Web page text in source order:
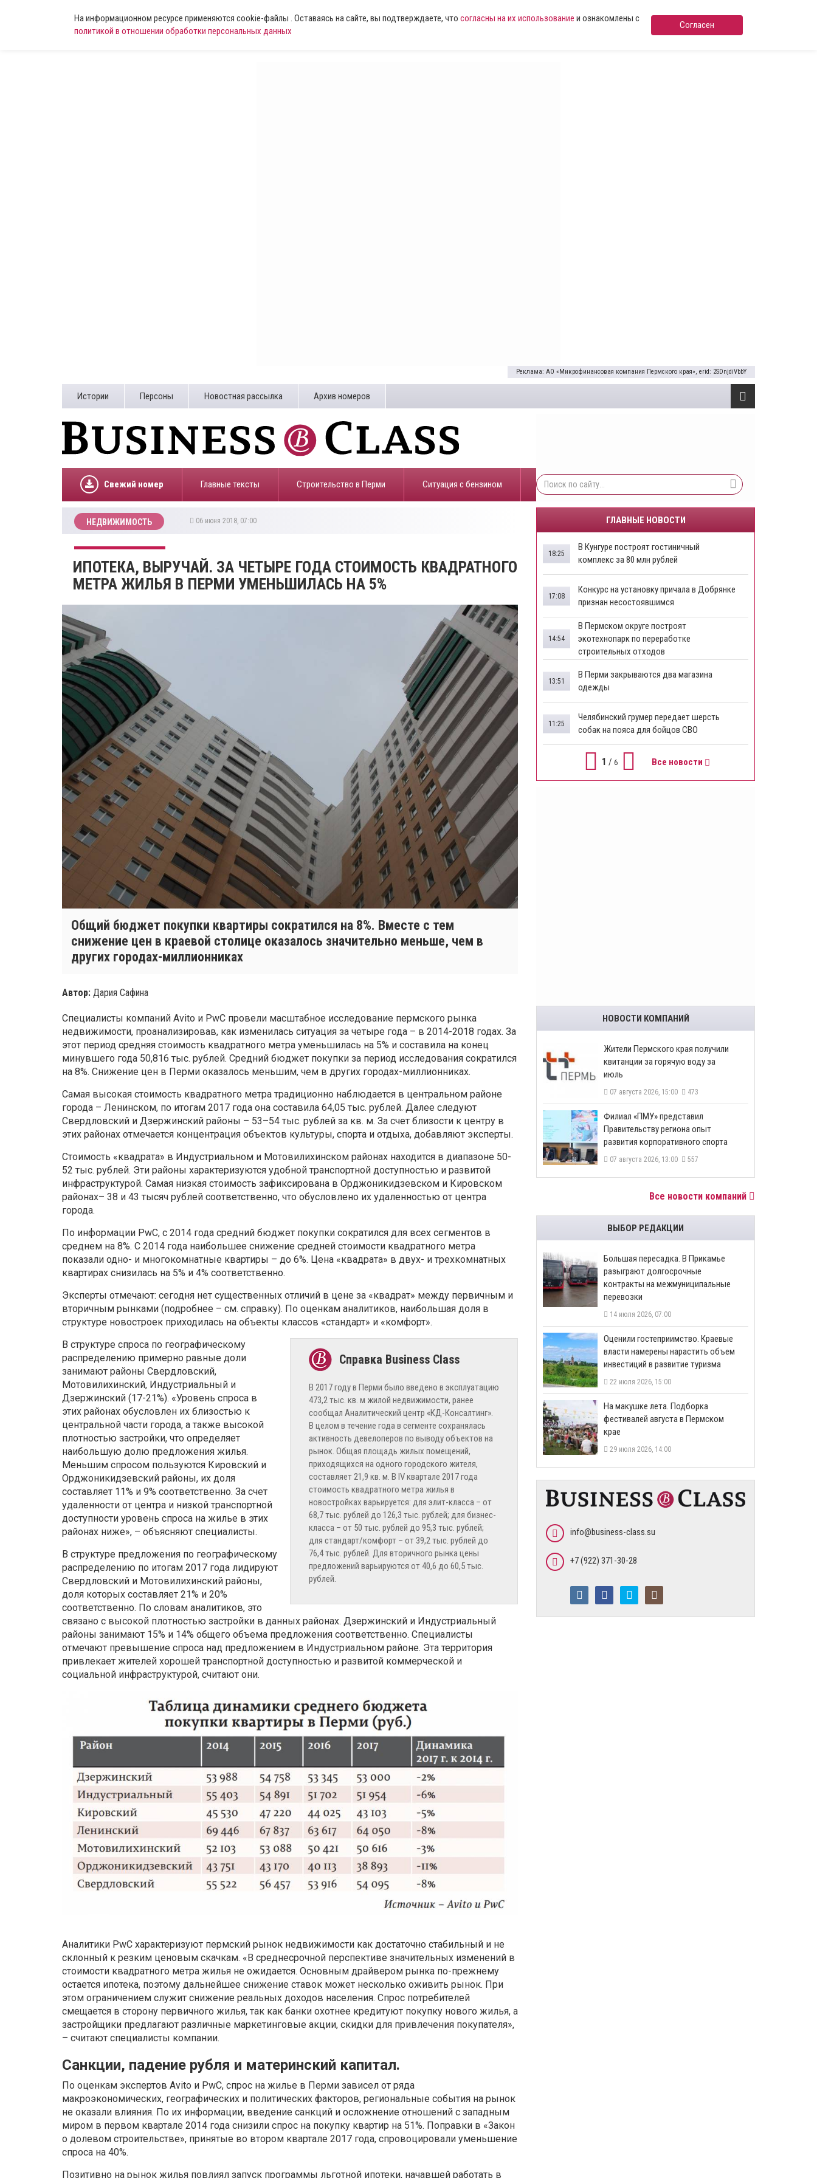
На информационном ресурсе применяются cookie-файлы . Оставаясь на сайте, вы подтверждаете, что согласны на их использование и ознакомлены с
политикой в отношении обработки персональных данных
Согласен
Реклама: АО «Микрофинансовая компания Пермского края», erid: 2SDnjdiVbbY
Истории Персоны Новостная рассылка Архив номеров
Свежий номер Главные тексты Строительство в Перми ​Ситуация с бензином
НЕДВИЖИМОСТЬ 06 июня 2018, 07:00
​ИПОТЕКА, ВЫРУЧАЙ. ЗА ЧЕТЫРЕ ГОДА СТОИМОСТЬ КВАДРАТНОГО
МЕТРА ЖИЛЬЯ В ПЕРМИ УМЕНЬШИЛАСЬ НА 5%
Общий бюджет покупки квартиры сократился на 8%. Вместе с тем
снижение цен в краевой столице оказалось значительно меньше, чем в
других городах-миллионниках
Автор: Дария Сафина
Специалисты компаний Avito и PwC провели масштабное исследование пермского рынка
недвижимости, проанализировав, как изменилась ситуация за четыре года – в 2014-2018 годах. За
этот период средняя стоимость квадратного метра уменьшилась на 5% и составила на конец
минувшего года 50,816 тыс. рублей. Средний бюджет покупки за период исследования сократился
на 8%. Снижение цен в Перми оказалось меньшим, чем в других городах-миллионниках.
Самая высокая стоимость квадратного метра традиционно наблюдается в центральном районе
города – Ленинском, по итогам 2017 года она составила 64,05 тыс. рублей. Далее следуют
Свердловский и Дзержинский районы – 53–54 тыс. рублей за кв. м. За счет близости к центру в
этих районах отмечается концентрация объектов культуры, спорта и отдыха, добавляют эксперты.
Стоимость «квадрата» в Индустриальном и Мотовилихинском районах находится в диапазоне 50-
52 тыс. рублей. Эти районы характеризуются удобной транспортной доступностью и развитой
инфраструктурой. Самая низкая стоимость зафиксирована в Орджоникидзевском и Кировском
районах– 38 и 43 тысяч рублей соответственно, что обусловлено их удаленностью от центра
города.
По информации PwC, с 2014 года средний бюджет покупки сократился для всех сегментов в
среднем на 8%. С 2014 года наибольшее снижение средней стоимости квадратного метра
показали одно- и многокомнатные квартиры – до 6%. Цена «квадрата» в двух- и трехкомнатных
квартирах снизилась на 5% и 4% соответственно.
Эксперты отмечают: сегодня нет существенных отличий в цене за «квадрат» между первичным и
вторичным рынками (подробнее – см. справку). По оценкам аналитиков, наибольшая доля в
структуре новостроек приходилась на объекты классов «стандарт» и «комфорт».
В 2017 году в Перми было введено в эксплуатацию
473,2 тыс. кв. м жилой недвижимости, ранее
сообщал Аналитический центр «КД-Консалтинг».
В целом в течение года в сегменте сохранялась
активность девелоперов по выводу объектов на
рынок. Общая площадь жилых помещений,
приходящихся на одного городского жителя,
составляет 21,9 кв. м. В IV квартале 2017 года
стоимость квадратного метра жилья в
новостройках варьируется: для элит-класса – от
68,7 тыс. рублей до 126,3 тыс. рублей; для бизнес-
класса – от 50 тыс. рублей до 95,3 тыс. рублей;
для стандарт/комфорт – от 39,2 тыс. рублей до
76,4 тыс. рублей. Для вторичного рынка цены
предложений варьируются от 40,6 до 60,5 тыс.
рублей.
В структуре спроса по географическому
распределению примерно равные доли
занимают районы Свердловский,
Мотовилихинский, Индустриальный и
Дзержинский (17-21%). «Уровень спроса в
этих районах обусловлен их близостью к
центральной части города, а также высокой
плотностью застройки, что определяет
наибольшую долю предложения жилья.
Меньшим спросом пользуются Кировский и
Орджоникидзевский районы, их доля
составляет 11% и 9% соответственно. За счет
удаленности от центра и низкой транспортной
доступности уровень спроса на жилье в этих
районах ниже», – объясняют специалисты.
В структуре предложения по географическому
распределению по итогам 2017 года лидируют
Свердловский и Мотовилихинский районы,
доля которых составляет 21% и 20%
соответственно. По словам аналитиков, это
связано с высокой плотностью застройки в данных районах. Дзержинский и Индустриальный
районы занимают 15% и 14% общего объема предложения соответственно. Специалисты
отмечают превышение спроса над предложением в Индустриальном районе. Эта территория
привлекает жителей хорошей транспортной доступностью и развитой коммерческой и
социальной инфраструктурой, считают они.
Аналитики PwC характеризуют пермский рынок недвижимости как достаточно стабильный и не
склонный к резким ценовым скачкам. «В среднесрочной перспективе значительных изменений в
стоимости квадратного метра жилья не ожидается. Основным драйвером рынка по-прежнему
остается ипотека, поэтому дальнейшее снижение ставок может несколько оживить рынок. При
этом ограничением служит снижение реальных доходов населения. Спрос потребителей
смещается в сторону первичного жилья, так как банки охотнее кредитуют покупку нового жилья, а
застройщики предлагают различные маркетинговые акции, скидки для привлечения покупателя»,
– считают специалисты компании.
Санкции, падение рубля и материнский капитал.
По оценкам экспертов Avito и PwC, спрос на жилье в Перми зависел от ряда
макроэкономических, географических и политических факторов, региональные события на рынок
не оказали влияния. По их информации, введение санкций и осложнение отношений с западным
миром в первом квартале 2014 года снизили спрос на покупку квартир на 51%. Поправки в «Закон
о долевом строительстве», принятые во втором квартале 2017 года, спровоцировали уменьшение
спроса на 40%.
Позитивно на рынок жилья повлиял запуск программы льготной ипотеки, начавшей работать в
ГЛАВНЫЕ НОВОСТИ
В Кунгуре построят гостиничный
комплекс за 80 млн рублей
18:25
Конкурс на установку причала в Добрянке
признан несостоявшимся
17:08
В Пермском округе построят
экотехнопарк по переработке
строительных отходов
14:54
В Перми закрываются два магазина
одежды
13:51
Челябинский грумер передает шерсть
собак на пояса для бойцов СВО
11:25
1 / 6 Все новости
НОВОСТИ КОМПАНИЙ
​Жители Пермского края получили
квитанции за горячую воду за
июль
07 августа 2026, 15:00 473
​Филиал «ПМУ» представил
Правительству региона опыт
развития корпоративного спорта
07 августа 2026, 13:00 557
Все новости компаний
ВЫБОР РЕДАКЦИИ
Большая пересадка. В Прикамье
разыграют долгосрочные
контракты на межмуниципальные
перевозки
14 июля 2026, 07:00
Оценили гостеприимство. Краевые
власти намерены нарастить объем
инвестиций в развитие туризма
22 июля 2026, 15:00
На макушке лета. Подборка
фестивалей августа в Пермском
крае
29 июля 2026, 14:00
info@business-class.su
+7 (922) 371-30-28